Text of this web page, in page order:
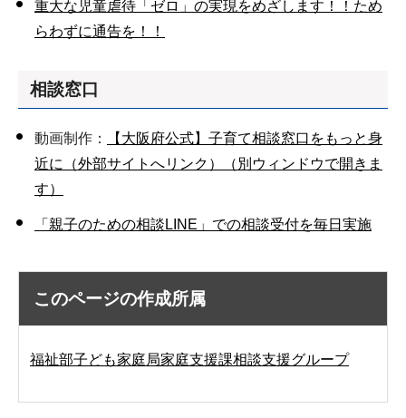
重大な児童虐待「ゼロ」の実現をめざします！！ため
らわずに通告を！！
相談窓口
動画制作：
【大阪府公式】子育て相談窓口をもっと身
近に（外部サイトへリンク）（別ウィンドウで開きま
す）
「親子のための相談LINE」での相談受付を毎日実施
このページの作成所属
福祉部子ども家庭局家庭支援課相談支援グループ